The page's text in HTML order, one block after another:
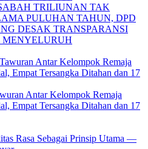
TRILIUNAN TAK
PULUHAN TAHUN, DPD
DESAK TRANSPARANSI
Antar Kelompok Remaja
Empat Tersangka Ditahan dan 17